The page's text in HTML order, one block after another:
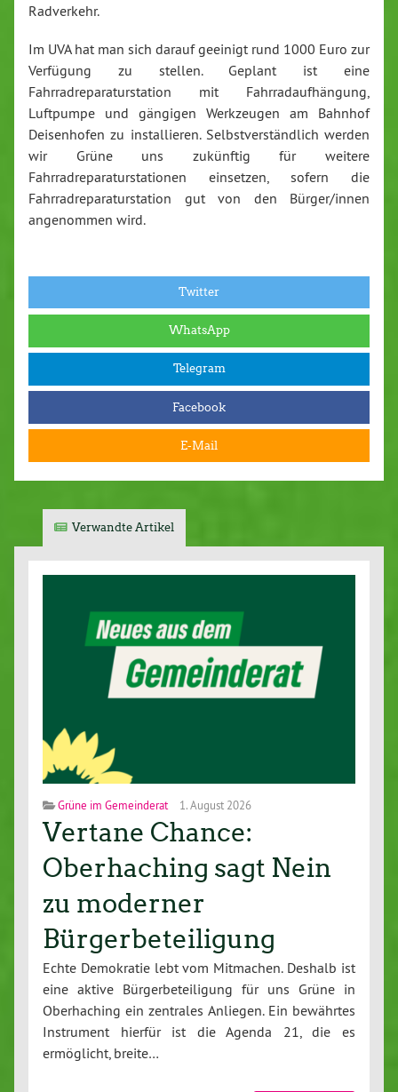
Radverkehr.
Im UVA hat man sich darauf geeinigt rund 1000 Euro zur
Verfügung zu stellen. Geplant ist eine
Fahrradreparaturstation mit Fahrradaufhängung,
Luftpumpe und gängigen Werkzeugen am Bahnhof
Deisenhofen zu installieren. Selbstverständlich werden
wir Grüne uns zukünftig für weitere
Fahrradreparaturstationen einsetzen, sofern die
Fahrradreparaturstation gut von den Bürger/innen
angenommen wird.
Twitter
WhatsApp
Telegram
Facebook
E-Mail
Verwandte Artikel
Grüne im Gemeinderat 1. August 2026
Vertane Chance:
Oberhaching sagt Nein
zu moderner
Bürgerbeteiligung
Echte Demokratie lebt vom Mitmachen. Deshalb ist
eine aktive Bürgerbeteiligung für uns Grüne in
Oberhaching ein zentrales Anliegen. Ein bewährtes
Instrument hierfür ist die Agenda 21, die es
ermöglicht, breite…